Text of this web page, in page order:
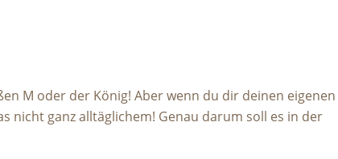
M oder der König! Aber wenn du dir deinen eigenen
nicht ganz alltäglichem! Genau darum soll es in der